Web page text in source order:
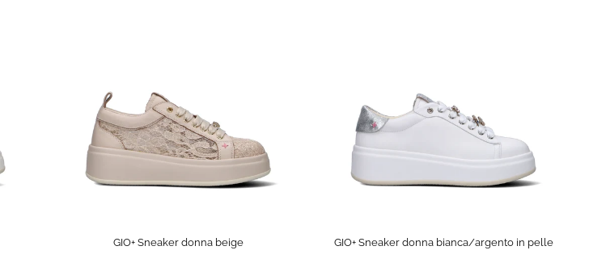
GIO+ Sneaker donna beige GIO+ Sneaker donna bianca/argento in pelle